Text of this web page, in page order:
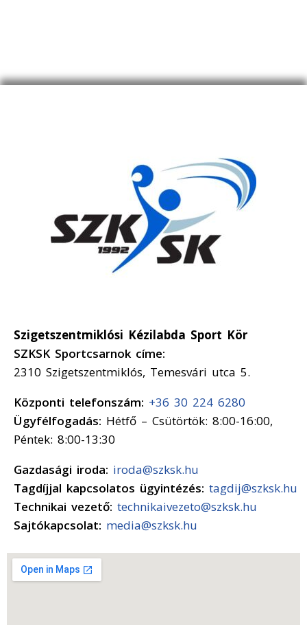
Szigetszentmiklósi Kézilabda Sport Kör
SZKSK Sportcsarnok címe:
2310 Szigetszentmiklós, Temesvári utca 5.
Központi telefonszám: +36 30 224 6280
Ügyfélfogadás: Hétfő – Csütörtök: 8:00-16:00,
Péntek: 8:00-13:30
Gazdasági iroda: iroda@szksk.hu
Tagdíjjal kapcsolatos ügyintézés: tagdij@szksk.hu
Technikai vezető: technikaivezeto@szksk.hu
Sajtókapcsolat: media@szksk.hu